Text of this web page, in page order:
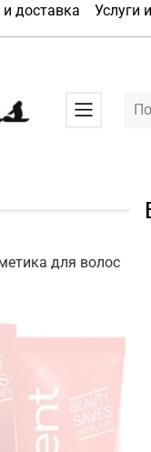
доставка Услуги
для волос